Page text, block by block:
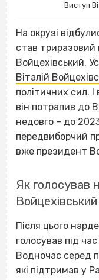
Виступ
На окрузі
став триразовий
Войцехівський.
Віталій
політичних сил. І
він потрапив до
недовго – до
передвиборчий
вже президент
Як голосував
Войцехівський
Після цього
голосував під
Водночас серед
які підтримав у